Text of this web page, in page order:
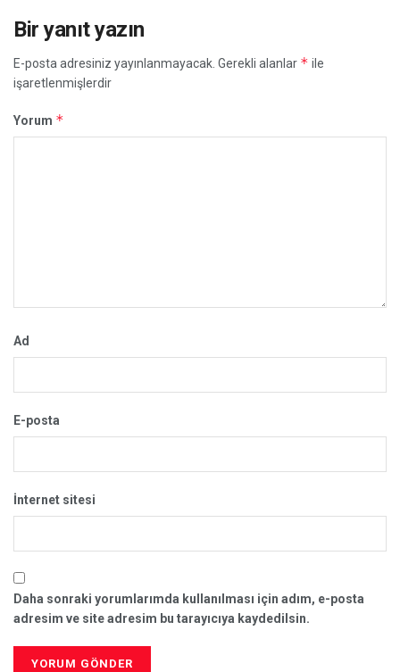
Bir yanıt yazın
E-posta adresiniz yayınlanmayacak. Gerekli alanlar * ile
işaretlenmişlerdir
Yorum *
Ad
E-posta
İnternet sitesi
Daha sonraki yorumlarımda kullanılması için adım, e-posta
adresim ve site adresim bu tarayıcıya kaydedilsin.